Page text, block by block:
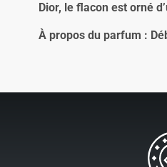
Dior, le flacon est orné
À propos du parfum :